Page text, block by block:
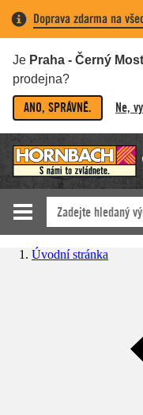
Doprava zdarma na
Je Praha - Černý Most
prodejna?
ANO, SPRÁVNĚ. Ne,
Úvodní stránka